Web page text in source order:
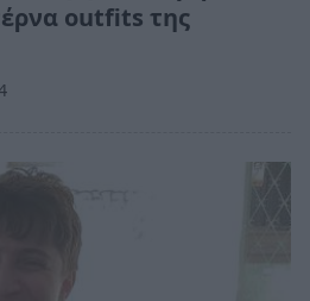
outfits της